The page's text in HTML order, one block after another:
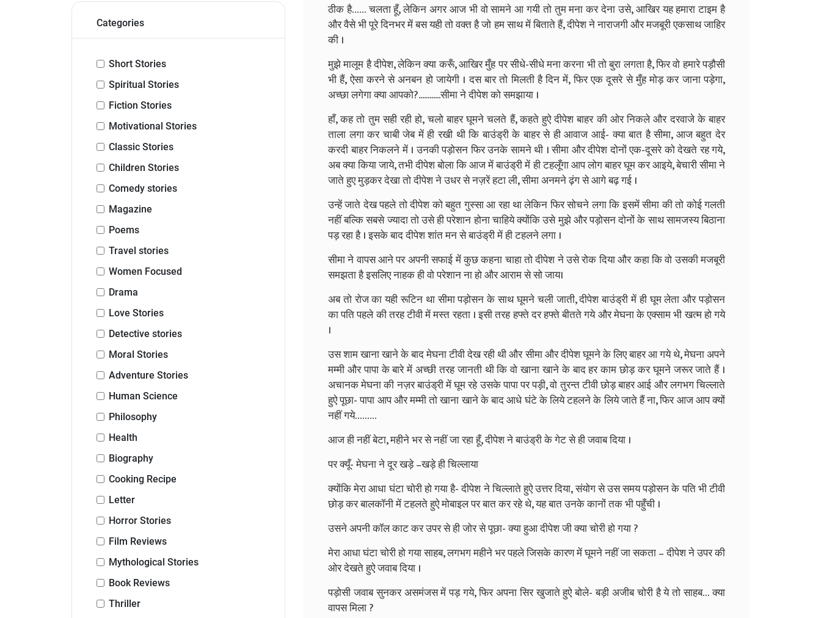
Categories
Short Stories
Spiritual Stories
Fiction Stories
Motivational Stories
Classic Stories
Children Stories
Comedy stories
Magazine
Poems
Travel stories
Women Focused
Drama
Love Stories
Detective stories
Moral Stories
Adventure Stories
Human Science
Philosophy
Health
Biography
Cooking Recipe
Letter
Horror Stories
Film Reviews
Mythological Stories
Book Reviews
Thriller
ठीक है…… चलता हूँ, लेकिन अगर आज भी वो सामने आ गयी तो तुम मना कर देना उसे, आखिर यह हमारा टाइम है
और वैसे भी पूरे दिनभर में बस यही तो वक्त है जो हम साथ में बिताते हैं, दीपेश ने नाराजगी और मजबूरी एकसाथ जाहिर
की ।
मुझे मालूम है दीपेश, लेकिन क्या करूँ, आखिर मुँह पर सीधे-सीधे मना करना भी तो बुरा लगता है, फिर वो हमारे पड़ौसी
भी हैं, ऐसा करने से अनबन हो जायेगी । दस बार तो मिलती है दिन में, फिर एक दूसरे से मुँह मोड़ कर जाना पड़ेगा,
अच्छा लगेगा क्या आपको?............सीमा ने दीपेश को समझाया ।
हाँ, कह तो तुम सही रही हो, चलो बाहर घूमने चलते हैं, कहते हुऐ दीपेश बाहर की ओर निकले और दरवाजे के बाहर
ताला लगा कर चाबी जेब में ही रखी थी कि बाउंड्री के बाहर से ही आवाज आई- क्या बात है सीमा, आज बहुत देर
करदी बाहर निकलने में । उनकी पड़ोसन फिर उनके सामने थी । सीमा और दीपेश दोनों एक-दूसरे को देखते रह गये,
अब क्या किया जाये, तभी दीपेश बोला कि आज में बाउंड्री में ही टहलूँगा आप लोग बाहर घूम कर आइये, बेचारी सीमा ने
जाते हुए मुड़कर देखा तो दीपेश ने उधर से नज़रें हटा ली, सीमा अनमने ढ़ंग से आगे बढ़ गई ।
उन्हें जाते देख पहले तो दीपेश को बहुत गुस्सा आ रहा था लेकिन फिर सोचने लगा कि इसमें सीमा की तो कोई गलती
नहीं बल्कि सबसे ज्यादा तो उसे ही परेशान होना चाहिये क्योंकि उसे मुझे और पड़ोसन दोनों के साथ सामजस्य बिठाना
पड़ रहा है । इसके बाद दीपेश शांत मन से बाउंड्री में ही टहलने लगा ।
सीमा ने वापस आने पर अपनी सफाई में कुछ कहना चाहा तो दीपेश ने उसे रोक दिया और कहा कि वो उसकी मजबूरी
समझता है इसलिए नाहक ही वो परेशान ना हो और आराम से सो जाय।
अब तो रोज का यही रूटिन था सीमा पड़ोसन के साथ घूमने चली जाती, दीपेश बाउंड्री में ही घूम लेता और पड़ोसन
का पति पहले की तरह टीवी में मस्त रहता । इसी तरह हफ्ते दर हफ्ते बीतते गये और मेघना के एक्साम भी खत्म हो गये
।
उस शाम खाना खाने के बाद मेघना टीवी देख रही थी और सीमा और दीपेश घूमने के लिए बाहर आ गये थे, मेघना अपने
मम्मी और पापा के बारे में अच्छी तरह जानती थी कि वो खाना खाने के बाद हर काम छोड़ कर घूमने जरूर जाते हैं ।
अचानक मेघना की नज़र बाउंड्री में घूम रहे उसके पापा पर पड़ी, वो तुरन्त टीवी छोड़ बाहर आई और लगभग चिल्लाते
हुऐ पूछा- पापा आप और मम्मी तो खाना खाने के बाद आधे घंटे के लिये टहलने के लिये जाते हैं ना, फिर आज आप क्यों
नहीं गये………
आज ही नहीं बेटा, महीने भर से नहीं जा रहा हूँ, दीपेश ने बाउंड्री के गेट से ही जवाब दिया ।
पर क्यूँ- मेघना ने दूर खड़े –खड़े ही चिल्लाया
क्योंकि मेरा आधा घंटा चोरी हो गया है- दीपेश ने चिल्लाते हुऐ उत्तर दिया, संयोग से उस समय पड़ोसन के पति भी टीवी
छोड़ कर बालकॉनी में टहलते हुऐ मोबाइल पर बात कर रहे थे, यह बात उनके कानों तक भी पहुँची ।
उसने अपनी कॉल काट कर उपर से ही जोर से पूछा- क्या हुआ दीपेश जी क्या चोरी हो गया ?
मेरा आधा घंटा चोरी हो गया साहब, लगभग महीने भर पहले जिसके कारण में घूमने नहीं जा सकता – दीपेश ने उपर की
ओर देखते हुऐ जवाब दिया ।
पड़ोसी जवाब सुनकर असमंजस में पड़ गये, फिर अपना सिर खुजाते हुऐ बोले- बड़ी अजीब चोरी है ये तो साहब… क्या
वापस मिला ?